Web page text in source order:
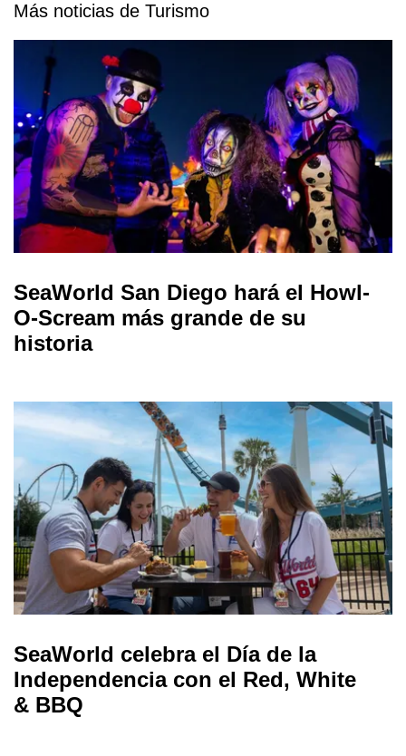
Más noticias de Turismo
SeaWorld San Diego hará el Howl-
O-Scream más grande de su
historia
SeaWorld celebra el Día de la
Independencia con el Red, White
& BBQ